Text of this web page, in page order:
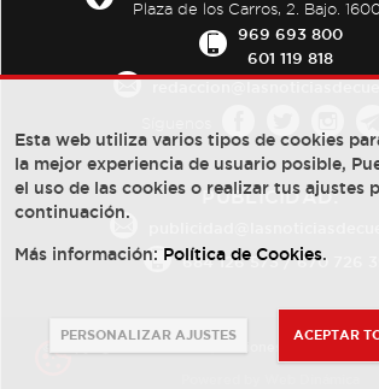
Plaza de los Carros, 2. Bajo.
969 693 800
601 119 818
PUBLICIDAD:
684 126 573/670 726
Esta web utiliza varios tipos de cookies
la mejor experiencia de usuario posible,
el uso de las cookies o realizar tus ajustes
continuación.
Más información: Política de Cookies.
PERSONALIZAR AJUSTES ACEPTAR